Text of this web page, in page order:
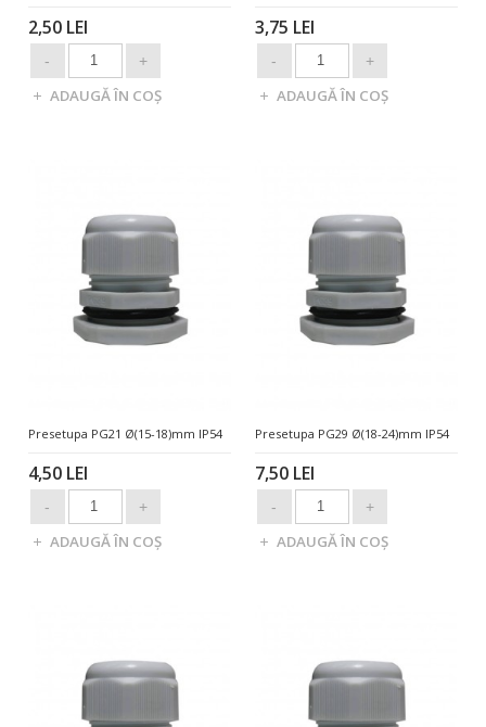
2,50 LEI 3,75 LEI
Presetupa PG21 Ø(15-18)mm IP54
4,50 LEI
Presetupa PG29 Ø(18-24)mm IP54
7,50 LEI